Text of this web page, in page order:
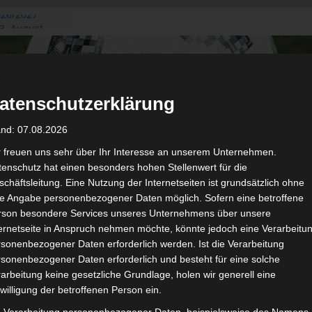
2027
August
aus der
der ersten 15
2027 –
20.
AS Soliman
zu
07.08.2026
freuen uns sehr über Ihr Interesse an unserem Unternehmen.
hat einen besonders hohen Stellenwert für die
Eine Nutzung der Internetseiten ist grundsätzlich ohne
Angabe personenbezogener Daten möglich. Sofern eine betroffene
besondere Services unseres Unternehmens über unsere
in Anspruch nehmen möchte, könnte jedoch eine
Daten erforderlich werden. Ist die Verarbeitung
Daten erforderlich und besteht für eine solche
keine gesetzliche Grundlage, holen wir generell eine
der betroffenen Person ein.